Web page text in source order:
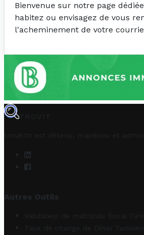
Bienvenue sur notre page
habitez ou envisagez de vous
l'acheminement de votre
TROVIT
trovit.tn est détenu, maintenu et
Autres Outils
Validateur de matricule fiscal
Taux de change de Dinar Tunisien